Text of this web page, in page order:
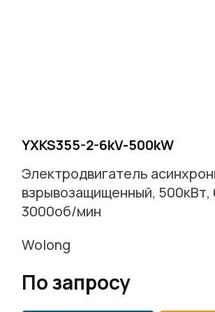
YXKS355-2-6kV-500kW
Электродвигатель
взрывозащищенный, 500кВт,
3000об/мин
Wolong
По запросу